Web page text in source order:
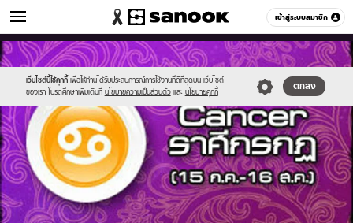
เข้าสู่ระบบสมาชิก
ดูดวง หมวดอื่นๆ
เว็บไซต์นี้ใช้คุกกี้ เพื่อให้ท่านได้รับประสบการณ์การใช้งานที่ดีที่สุดบน เว็บไซต์
ของเรา โปรดศึกษาเพิ่มเติมที่ นโยบายความเป็นส่วนตัว และ นโยบายคุกกี้
ตกลง
Sanook
//s.isanook.com/sr/0/images/logo-
new-
sanook.png
600
60
//s.isanook.com/ho/0/ud/18/91865/